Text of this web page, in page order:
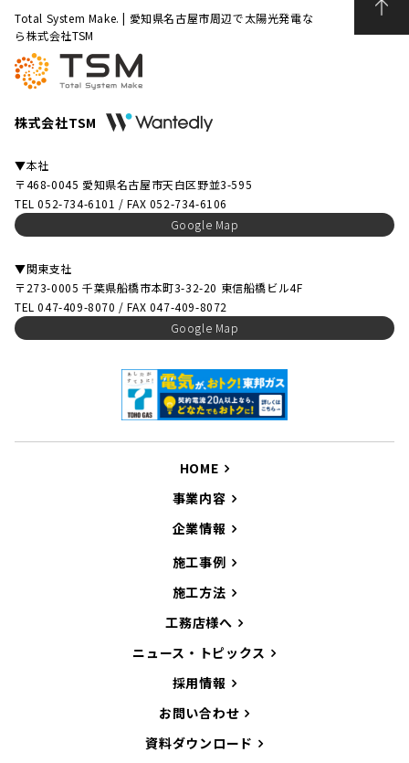
Total System Make. | 愛知県名古屋市周辺で太陽光発電な
ら株式会社TSM
株式会社TSM
▼本社
〒468-0045 愛知県名古屋市天白区野並3-595
TEL 052-734-6101 / FAX 052-734-6106
Google Map
▼関東支社
〒273-0005 千葉県船橋市本町3-32-20 東信船橋ビル4F
TEL 047-409-8070 / FAX 047-409-8072
Google Map
HOME
事業内容
企業情報
施工事例
施工方法
工務店様へ
ニュース・トピックス
採用情報
お問い合わせ
資料ダウンロード